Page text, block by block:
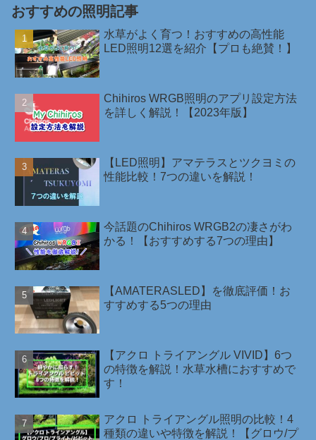
おすすめの照明記事
水草がよく育つ！おすすめの高性能
LED照明12選を紹介【プロも絶賛！】
Chihiros WRGB照明のアプリ設定方法
を詳しく解説！【2023年版】
【LED照明】アマテラスとツクヨミの
性能比較！7つの違いを解説！
今話題のChihiros WRGB2の凄さがわ
かる！【おすすめする7つの理由】
【AMATERASLED】を徹底評価！お
すすめする5つの理由
【アクロ トライアングル VIVID】6つ
の特徴を解説！水草水槽におすすめで
す！
アクロ トライアングル照明の比較！4
種類の違いや特徴を解説！【グロウ/プ